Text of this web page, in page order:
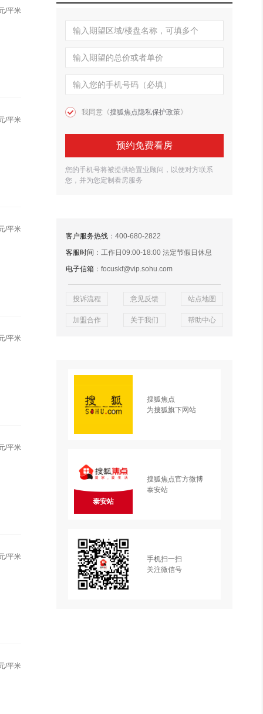
/平米
/平米
/平米
/平米
/平米
/平米
/平米
我同意《搜狐焦点隐私保护政策》
预约免费看房
您的手机号将被提供给置业顾问，以便对方联系
您，并为您定制看房服务
客户服务热线 ：400-680-2822
客服时间 ：工作日09:00-18:00 法定节假日休息
电子信箱 ：focuskf@vip.sohu.com
投诉流程 意见反馈 站点地图
加盟合作 关于我们 帮助中心
搜狐焦点
为搜狐旗下网站
泰安站
搜狐焦点官方微博
泰安站
手机扫一扫
关注微信号